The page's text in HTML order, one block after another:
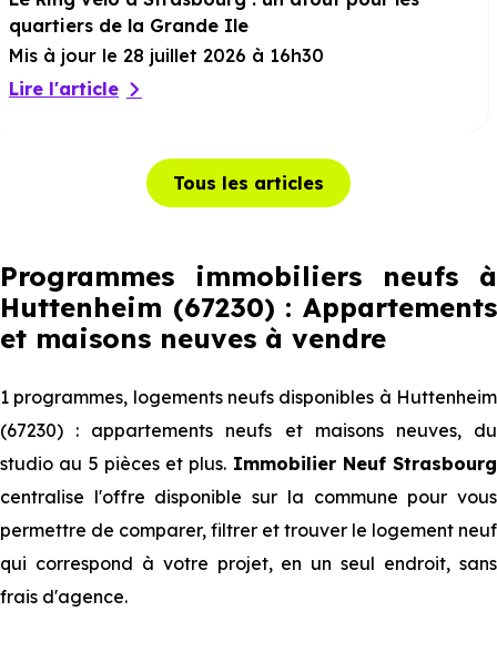
quartiers de la Grande Ile
Mis à jour le 28 juillet 2026 à 16h30
Lire l'article
Tous les articles
Programmes immobiliers neufs à
Huttenheim (67230) : Appartements
et maisons neuves à vendre
1 programmes, logements neufs disponibles à Huttenheim
(67230) : appartements neufs et maisons neuves, du
studio au 5 pièces et plus. Immobilier Neuf Strasbourg
centralise l'offre disponible sur la commune pour vous
permettre de comparer, filtrer et trouver le logement neuf
qui correspond à votre projet, en un seul endroit, sans
frais d'agence.